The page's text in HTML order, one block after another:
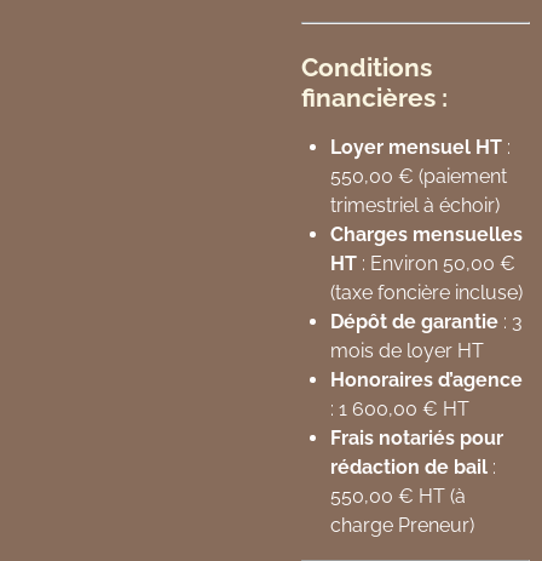
Conditions
financières :
Loyer mensuel HT :
550,00 € (paiement
trimestriel à échoir)
Charges mensuelles
HT : Environ 50,00 €
(taxe foncière incluse)
Dépôt de garantie : 3
mois de loyer HT
Honoraires d’agence
: 1 600,00 € HT
Frais notariés pour
rédaction de bail :
550,00 € HT (à
charge Preneur)